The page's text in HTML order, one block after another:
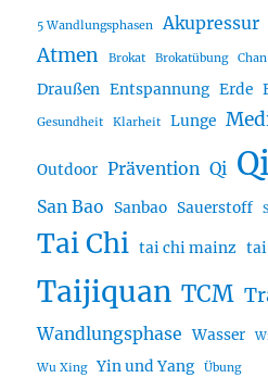
5 Wandlungsphasen Akupressur
Atmen Brokat Brokatübung
Draußen Entspannung Erde
Gesundheit Klarheit Lunge
Outdoor Prävention Qi
San Bao Sanbao Sauerstoff
Tai Chi tai chi mainz tai
Taijiquan TCM
Wandlungsphase Wasser
Wu Xing Yin und Yang Übung